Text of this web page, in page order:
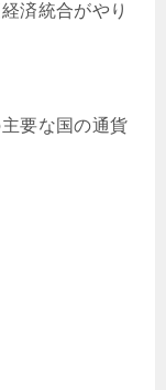
済統合がやり
要な国の通貨